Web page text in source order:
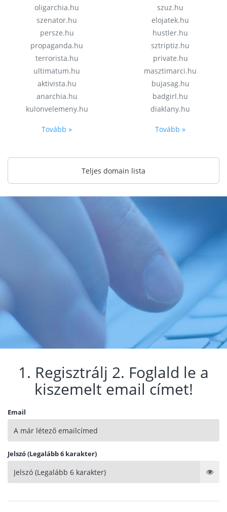
oligarchia.hu
szenator.hu
persze.hu
propaganda.hu
terrorista.hu
ultimatum.hu
aktivista.hu
anarchia.hu
kulonvelemeny.hu
Tovább »
szuz.hu
elojatek.hu
hustler.hu
sztriptiz.hu
private.hu
masztimarci.hu
bujasag.hu
badgirl.hu
diaklany.hu
Tovább »
Teljes domain lista
1. Regisztrálj 2. Foglald le a
kiszemelt email címet!
Email
Jelszó (Legalább 6 karakter)